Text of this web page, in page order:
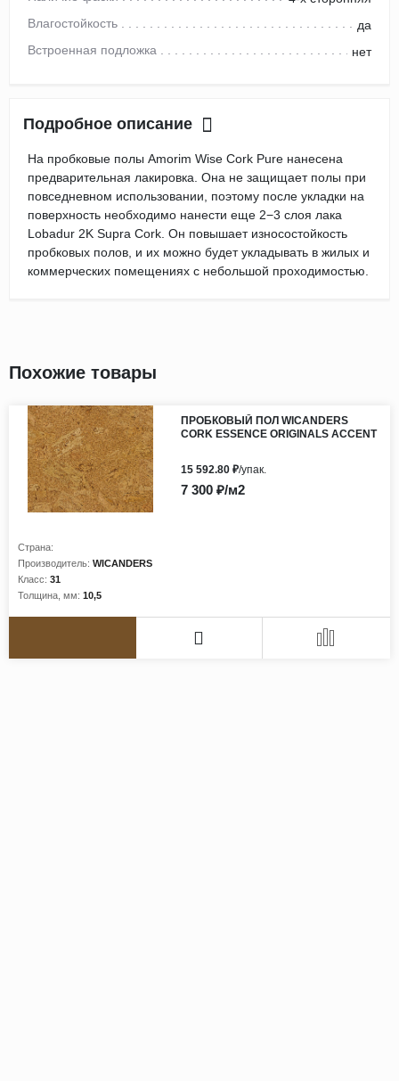
Влагостойкость
да
Встроенная подложка
нет
Подробное описание
На пробковые полы Amorim Wise Cork Pure нанесена
предварительная лакировка. Она не защищает полы при
повседневном использовании, поэтому после укладки на
поверхность необходимо нанести еще 2−3 слоя лака
Lobadur 2K Supra Cork. Он повышает износостойкость
пробковых полов, и их можно будет укладывать в жилых и
коммерческих помещениях с небольшой проходимостью.
Похожие товары
ПРОБКОВЫЙ ПОЛ WICANDERS
CORK ESSENCE ORIGINALS ACCENT
Страна:
Производитель: WICANDERS
Класс: 31
Толщина, мм: 10,5
7 300 ₽/м2
15 592.80 ₽/упак.